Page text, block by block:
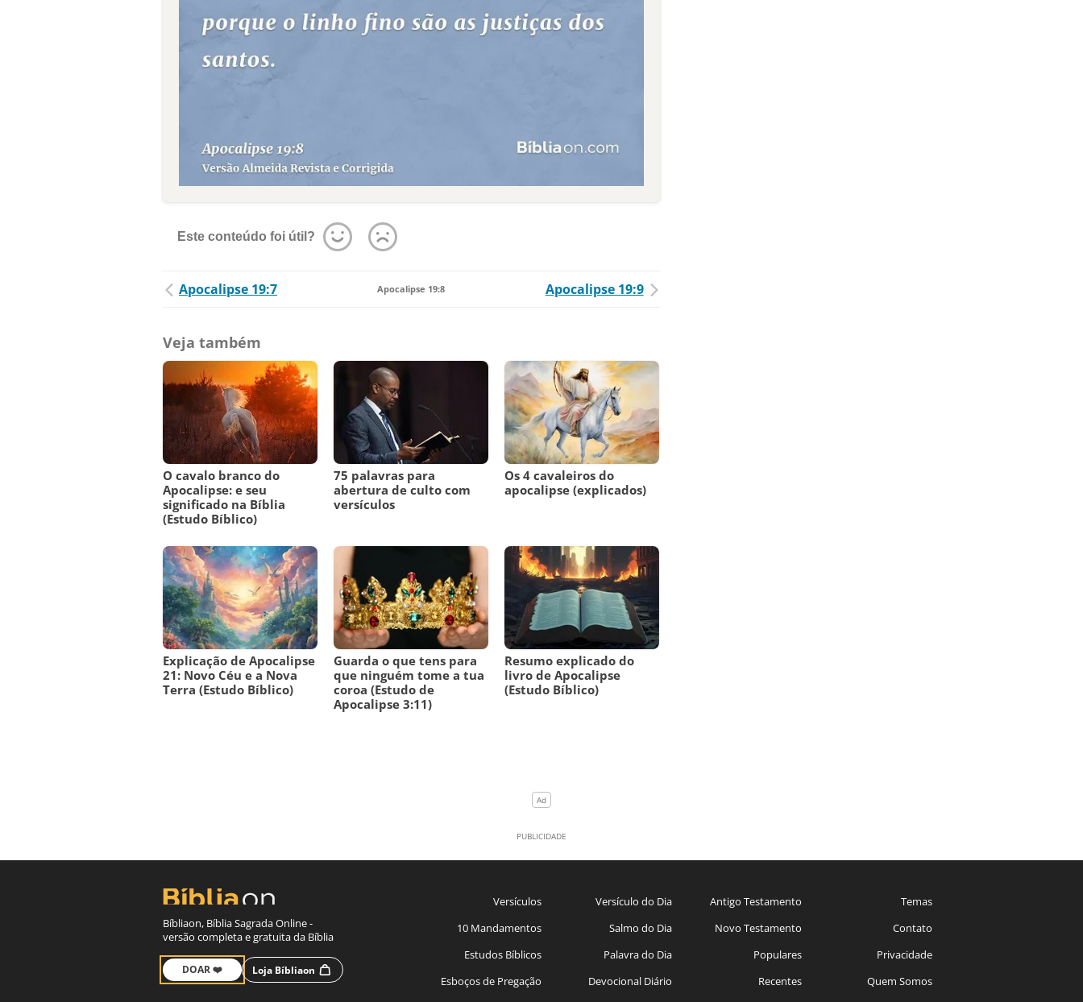
Este conteúdo foi útil?
Apocalipse 19:7 Apocalipse 19:8 Apocalipse 19:9
Veja também
O cavalo branco do
Apocalipse: e seu
significado na Bíblia
(Estudo Bíblico)
75 palavras para
abertura de culto com
versículos
Os 4 cavaleiros do
apocalipse (explicados)
Explicação de Apocalipse
21: Novo Céu e a Nova
Terra (Estudo Bíblico)
Guarda o que tens para
que ninguém tome a tua
coroa (Estudo de
Apocalipse 3:11)
Resumo explicado do
livro de Apocalipse
(Estudo Bíblico)
Bíbliaon, Bíblia Sagrada Online -
versão completa e gratuita da Bíblia
DOAR ❤️ Loja Bíbliaon
Versículos
10 Mandamentos
Estudos Bíblicos
Esboços de Pregação
Versículo do Dia
Salmo do Dia
Palavra do Dia
Devocional Diário
Antigo Testamento
Novo Testamento
Populares
Recentes
Temas
Contato
Privacidade
Quem Somos